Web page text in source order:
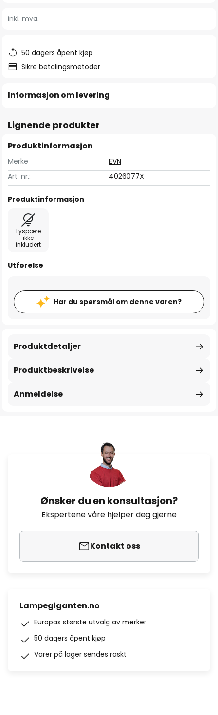
bildegalleri
inkl. mva.
50 dagers åpent kjøp
Sikre betalingsmetoder
Informasjon om levering
Lignende produkter
Produktinformasjon
Merke
EVN
Art. nr.:
4026077X
Produktinformasjon
Lyspære
ikke
inkludert
Utførelse
Har du spørsmål om denne varen?
Produktbeskrivelse
Produktdetaljer
Anmeldelse
Ønsker du en konsultasjon?
Ekspertene våre hjelper deg gjerne
Kontakt oss
Lampegiganten.no
Europas største utvalg av merker
50 dagers åpent kjøp
Varer på lager sendes raskt